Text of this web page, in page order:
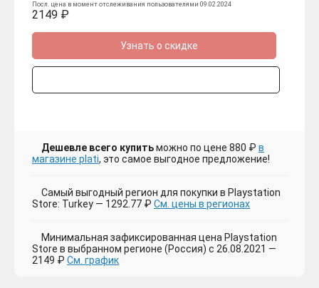
Посл. цена в момент отслеживания пользователями 09.02.2024
2149 ₽
Узнать о скидке
Дешевле всего купитьможно по цене 880 ₽ в
магазине plati, это самое выгодное предложение!
Самый выгодный регион для покупки в Playstation
Store: Turkey — 1292.77 ₽ См. цены в регионах
Минимальная зафиксированная цена Playstation
Store в выбранном регионе (Россия) с 26.08.2021 —
2149 ₽ См. график